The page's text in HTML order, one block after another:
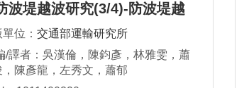
波堤越波研究(3/4)-防波堤越
像判釋
位： 交通部運輸研究所
/譯者：吳漢倫，陳鈞彥，林雅雯，蕭
，陳彥龍，左秀文，蕭郁